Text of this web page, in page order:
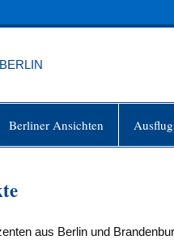
Berliner Ansichten
aus Berlin und